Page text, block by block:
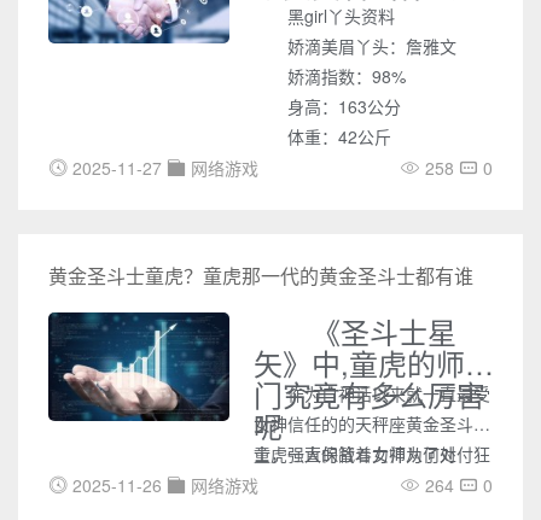
黑girl丫头资料
娇滴美眉丫头：詹雅文
娇滴指数：98%
身高：163公分
体重：42公斤
258
0
2025-11-27 网络游戏
黄金圣斗士童虎？童虎那一代的黄金圣斗士都有谁
《圣斗士星
矢》中,童虎的师
门究竟有多么厉害
呢
作为自神话以来就一直最受
女神信任的的天秤座黄金圣斗
士，一直保管着女神为了对付狂
斗士而制作的十二件弑神武器。
童虎强大的战斗力师从何处
264
0
2025-11-26 网络游戏